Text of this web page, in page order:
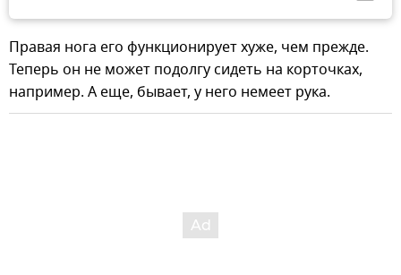
Правая нога его функционирует хуже, чем прежде.
Теперь он не может подолгу сидеть на корточках,
например. А еще, бывает, у него немеет рука.